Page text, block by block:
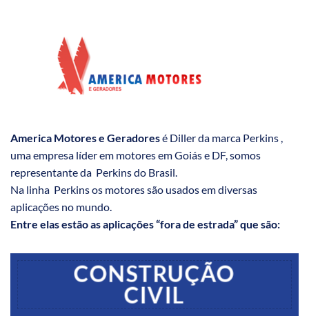
America Motores e Geradoresé Diller da marca Perkins ,
uma empresa líder em motores em Goiás e DF, somos
representante da Perkins do Brasil.
Na linha Perkins os motores são usados em diversas
aplicações no mundo.
Entre elas estão as aplicações “fora de estrada” que são:
CONSTRUÇÃO
CIVIL